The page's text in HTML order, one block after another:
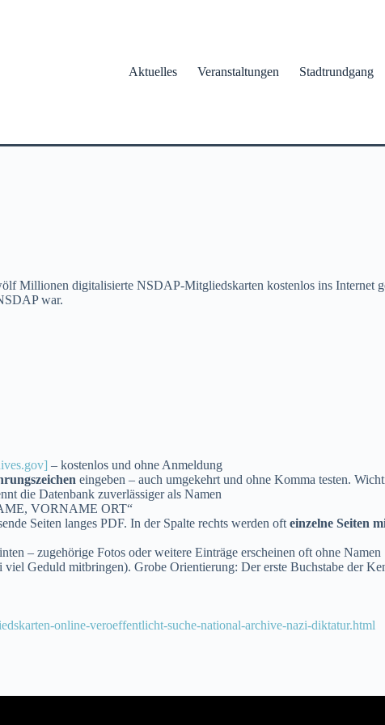
Aktuelles Veranstaltungen Stadtrundgang
Millionen digitalisierte NSDAP-Mitgliedskarten kostenlos ins Internet
war.
– kostenlos und ohne Anmeldung
eingeben – auch umgekehrt und ohne Komma testen.
die Datenbank zuverlässiger als Namen
VORNAME ORT“
Seiten langes PDF. In der Spalte rechts werden oft einzelne Seiten
– zugehörige Fotos oder weitere Einträge erscheinen oft ohne Namen
viel Geduld mitbringen). Grobe Orientierung: Der erste Buchstabe der
online-veroeffentlicht-suche-national-archive-nazi-diktatur.html